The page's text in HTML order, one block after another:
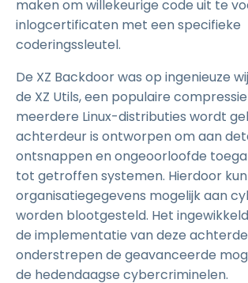
maken om willekeurige code uit te
inlogcertificaten met een specifieke
coderingssleutel.
De XZ Backdoor was op ingenieuze
de XZ Utils, een populaire
meerdere Linux-distributies wordt
achterdeur is ontworpen om aan
ontsnappen en ongeoorloofde
tot getroffen systemen. Hierdoor
organisatiegegevens mogelijk aan
worden blootgesteld. Het
de implementatie van deze
onderstrepen de geavanceerde
de hedendaagse cybercriminelen.